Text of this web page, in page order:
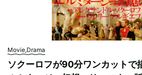
Movie,Drama
ソクーロフが90分ワンカットで